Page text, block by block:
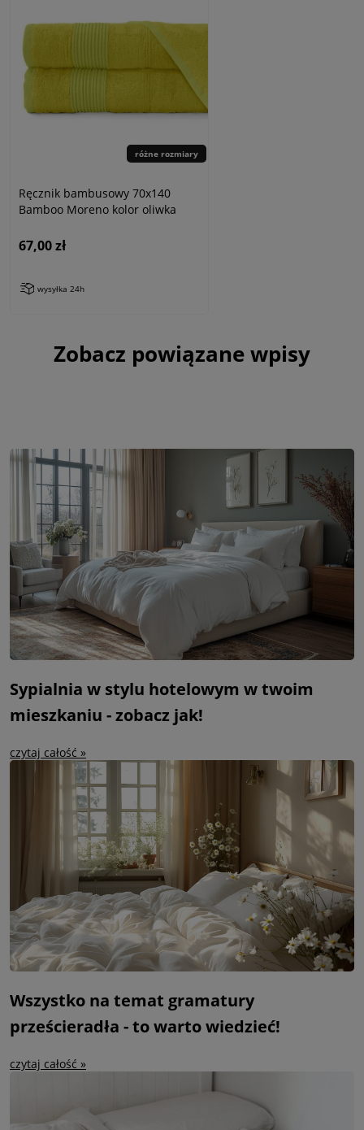
różne rozmiary
Ręcznik bambusowy 70x140
Bamboo Moreno kolor oliwka
67,00 zł
wysyłka 24h
Zobacz powiązane wpisy
Sypialnia w stylu hotelowym w twoim
mieszkaniu - zobacz jak!
czytaj całość »
Wszystko na temat gramatury
prześcieradła - to warto wiedzieć!
czytaj całość »